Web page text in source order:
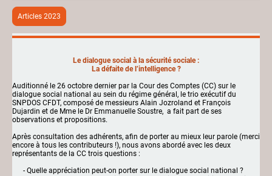
Articles 2023
Le dialogue social à la sécurité sociale :
La défaite de l’intelligence ?
Auditionné le 26 octobre dernier par la Cour des Comptes (CC) sur le
dialogue social national au sein du régime général, le trio exécutif du
SNPDOS CFDT, composé de messieurs Alain Jozroland et François
Dujardin et de Mme le Dr Emmanuelle Soustre, a fait part de ses
observations et propositions.
Après consultation des adhérents, afin de porter au mieux leur parole (merci
encore à tous les contributeurs !), nous avons abordé avec les deux
représentants de la CC trois questions :
- Quelle appréciation peut-on porter sur le dialogue social national ?